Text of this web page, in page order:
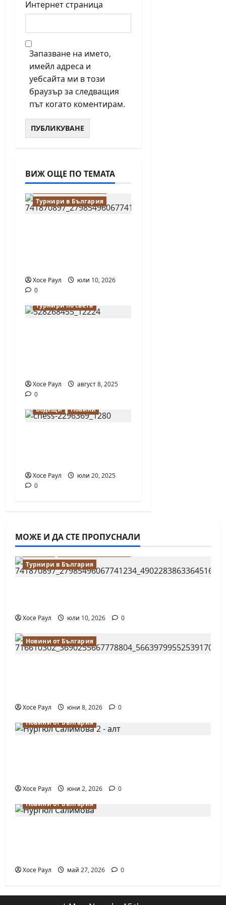
Интернет страница
Запазване на името,
имейл адреса и
уебсайта ми в този
браузър за следващия
път когато коментирам.
ВИЖ ОЩЕ ПО ТЕМАТА
Водещи
Турнири в България
Хосе Раул
юли 10, 2026
0Водещи
Турнири по света
Хосе Раул
август 8, 2025
0
Водещи
Новини
Хосе Раул
юли 20, 2025
0
МОЖЕ И ДА СТЕ ПРОПУСНАЛИ
Турнири в България
Хосе Раул юли 10, 2026 0
Новини от България
Хосе Раул юни 8, 2026
0
Новини от България
Хосе Раул юни 2, 2026
0
Новини от България
Хосе Раул май 27, 2026 0